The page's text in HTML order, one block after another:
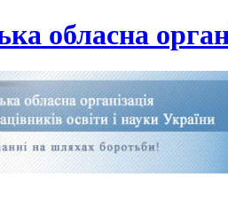
обласна